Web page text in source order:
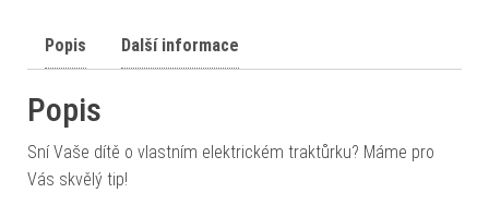
Popis Další informace
Popis
Sní Vaše dítě o vlastním elektrickém traktůrku? Máme pro
Vás skvělý tip!